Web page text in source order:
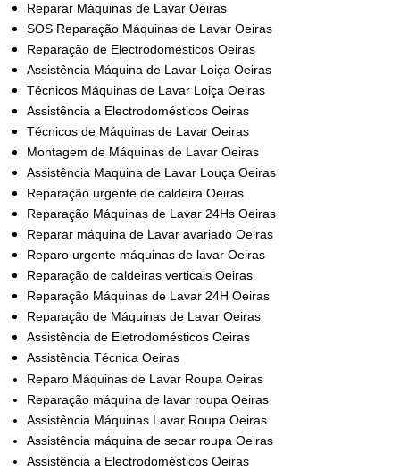
Reparar Máquinas de Lavar Oeiras
SOS Reparação Máquinas de Lavar Oeiras
Reparação de Electrodomésticos Oeiras
Assistência Máquina de Lavar Loiça Oeiras
Técnicos Máquinas de Lavar Loiça Oeiras
Assistência a Electrodomésticos Oeiras
Técnicos de Máquinas de Lavar Oeiras
Montagem de Máquinas de Lavar Oeiras
Assistência Maquina de Lavar Louça Oeiras
Reparação urgente de caldeira Oeiras
Reparação Máquinas de Lavar 24Hs Oeiras
Reparar máquina de Lavar avariado Oeiras
Reparo urgente máquinas de lavar Oeiras
Reparação de caldeiras verticais Oeiras
Reparação Máquinas de Lavar 24H Oeiras
Reparação de Máquinas de Lavar Oeiras
Assistência de Eletrodomésticos Oeiras
Assistência Técnica Oeiras
Reparo Máquinas de Lavar Roupa Oeiras
Reparação máquina de lavar roupa Oeiras
Assistência Máquinas Lavar Roupa Oeiras
Assistência máquina de secar roupa Oeiras
Assistência a Electrodomésticos Oeiras